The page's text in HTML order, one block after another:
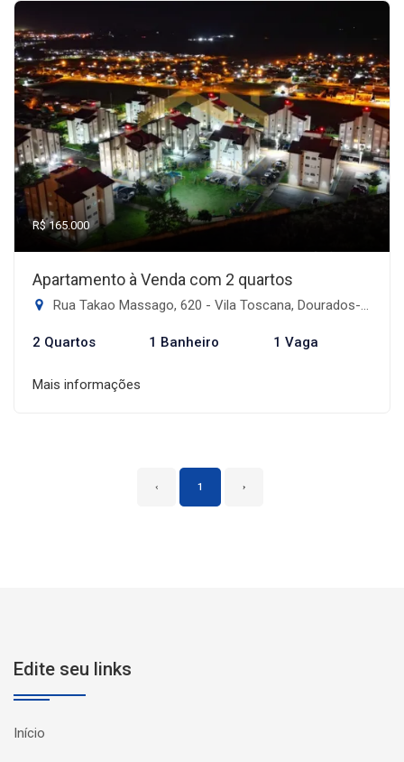
R$ 165.000
Apartamento à Venda com 2 quartos
Rua Takao Massago, 620 - Vila Toscana, Dourados-MS
2 Quartos 1 Banheiro 1 Vaga
Mais informações
‹ 1 ›
Edite seu links
Início